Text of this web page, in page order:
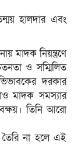
হালদার এবং
মাদক নিয়ন্ত্রণে
ও সম্মিলিত
দরকার
মাদক সমস্যার
তিনি আরো
তৈরি না হলে এই